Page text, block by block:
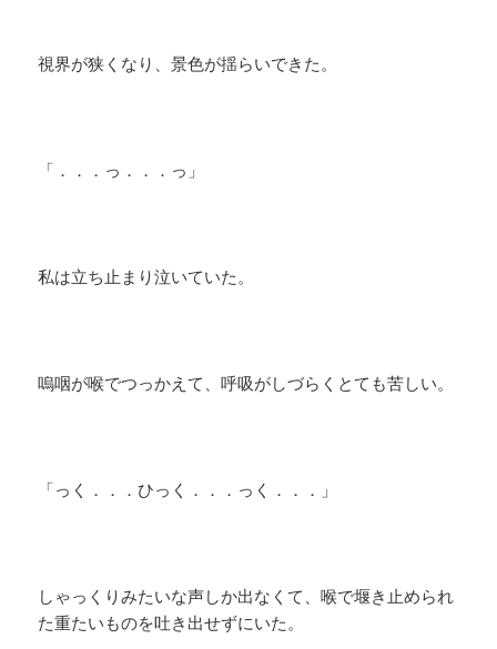
視界が狭くなり、景色が揺らいできた。
「．．．っ．．．っ」
私は立ち止まり泣いていた。
嗚咽が喉でつっかえて、呼吸がしづらくとても苦しい。
「っく．．．ひっく．．．っく．．．」
しゃっくりみたいな声しか出なくて、喉で堰き止められ
た重たいものを吐き出せずにいた。